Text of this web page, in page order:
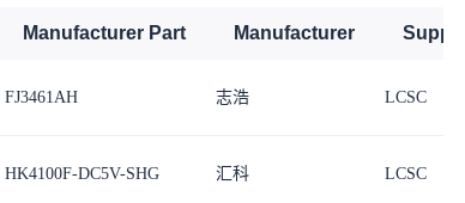
Manufacturer Part Manufacturer
FJ3461AH 志浩 LCSC
HK4100F-DC5V-SHG 汇科 LCSC